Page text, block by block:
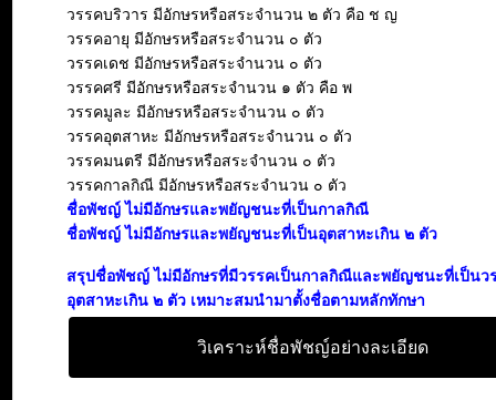
วรรคบริวาร มีอักษรหรือสระจำนวน ๒ ตัว คือ ช ญ
วรรคอายุ มีอักษรหรือสระจำนวน ๐ ตัว
วรรคเดช มีอักษรหรือสระจำนวน ๐ ตัว
วรรคศรี มีอักษรหรือสระจำนวน ๑ ตัว คือ พ
วรรคมูละ มีอักษรหรือสระจำนวน ๐ ตัว
วรรคอุตสาหะ มีอักษรหรือสระจำนวน ๐ ตัว
วรรคมนตรี มีอักษรหรือสระจำนวน ๐ ตัว
วรรคกาลกิณี มีอักษรหรือสระจำนวน ๐ ตัว
ชื่อพัชญ์ ไม่มีอักษรและพยัญชนะที่เป็นกาลกิณี
ชื่อพัชญ์ ไม่มีอักษรและพยัญชนะที่เป็นอุตสาหะเกิน ๒ ตัว
สรุปชื่อพัชญ์ ไม่มีอักษรที่มีวรรคเป็นกาลกิณีและพยัญชนะที่เป็นว
อุตสาหะเกิน ๒ ตัว เหมาะสมนำมาตั้งชื่อตามหลักทักษา
วิเคราะห์ชื่อพัชญ์อย่างละเอียด